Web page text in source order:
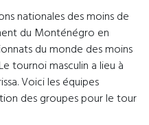
nationales des moins de
du Monténégro en
du monde des moins
tournoi masculin a lieu à
Voici les équipes
des groupes pour le tour